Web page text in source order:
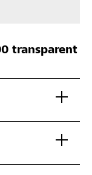
transparent